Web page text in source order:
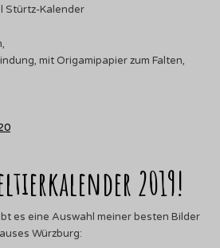
Stürtz-Kalender
mit Origamipapier zum Falten,
2019!
es eine Auswahl meiner besten Bilder
Würzburg: